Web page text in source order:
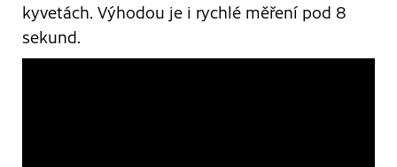
kyvetách. Výhodou je i rychlé měření pod 8
sekund.